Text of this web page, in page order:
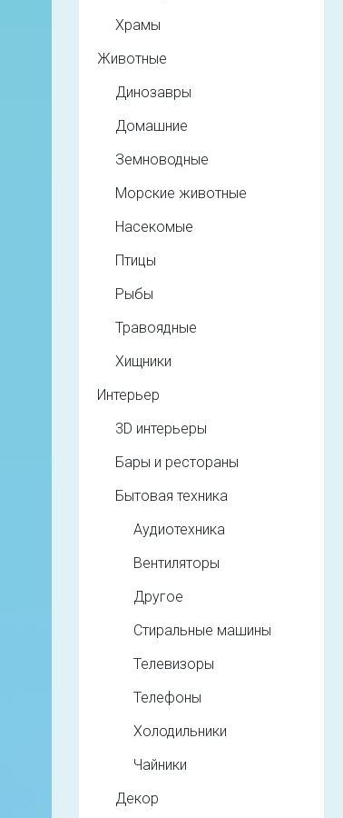
Храмы
Животные
Динозавры
Домашние
Земноводные
Морские животные
Насекомые
Птицы
Рыбы
Травоядные
Хищники
Интерьер
3D интерьеры
Бары и рестораны
Бытовая техника
Аудиотехника
Вентиляторы
Другое
Стиральные машины
Телевизоры
Телефоны
Холодильники
Чайники
Декор